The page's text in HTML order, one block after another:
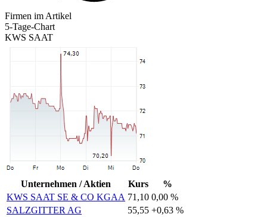
Firmen im Artikel
5-Tage-Chart
KWS SAAT
Unternehmen / Aktien Kurs
%
KWS SAAT SE & CO KGAA 71,10 0,00 %
SALZGITTER AG
55,55 +0,63 %